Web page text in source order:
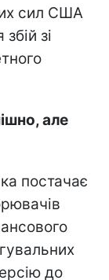
сил США
зі
але
постачає
до